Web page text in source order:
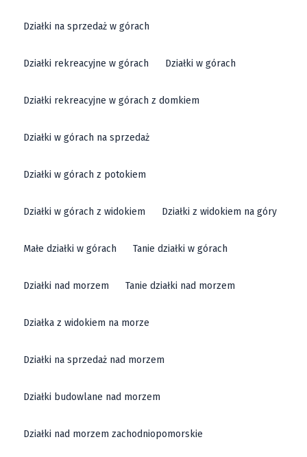
Działki na sprzedaż w górach
Działki rekreacyjne w górach Działki w górach
Działki rekreacyjne w górach z domkiem
Działki w górach na sprzedaż
Działki w górach z potokiem
Działki w górach z widokiem Działki z widokiem na góry
Małe działki w górach Tanie działki w górach
Działki nad morzem Tanie działki nad morzem
Działka z widokiem na morze
Działki na sprzedaż nad morzem
Działki budowlane nad morzem
Działki nad morzem zachodniopomorskie